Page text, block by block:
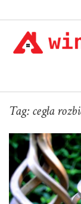
Tag:cegła